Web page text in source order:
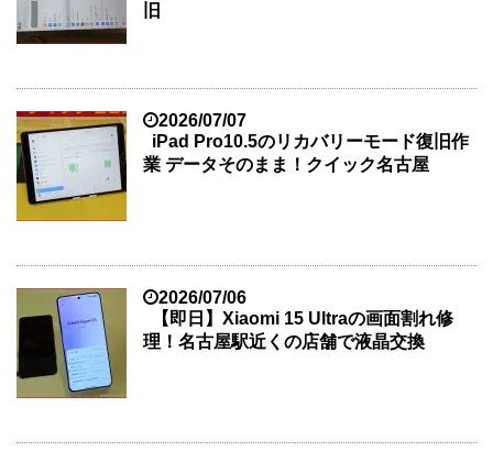
旧
2026/07/07
iPad Pro10.5のリカバリーモード復旧作
業 データそのまま！クイック名古屋
2026/07/06
【即日】Xiaomi 15 Ultraの画面割れ修
理！名古屋駅近くの店舗で液晶交換